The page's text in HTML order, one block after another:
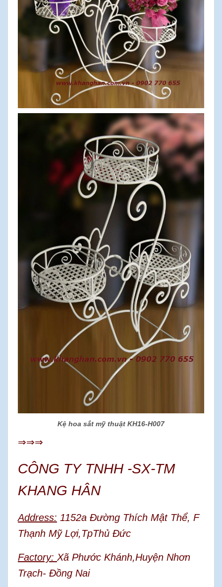
Kệ hoa sắt mỹ thuật KH16-H007
⇒⇒⇒
CÔNG TY TNHH -SX-TM
KHANG HÂN
Address: 1152a Đường Thích Mật Thể, F
Thạnh Mỹ Lợi,TpThủ Đức
Factory: Xã Phước Khánh,Huyện Nhơn
Trạch- Đồng Nai